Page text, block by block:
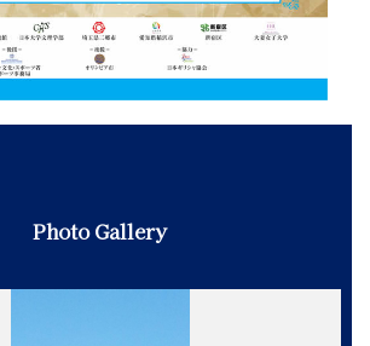
Photo Gallery